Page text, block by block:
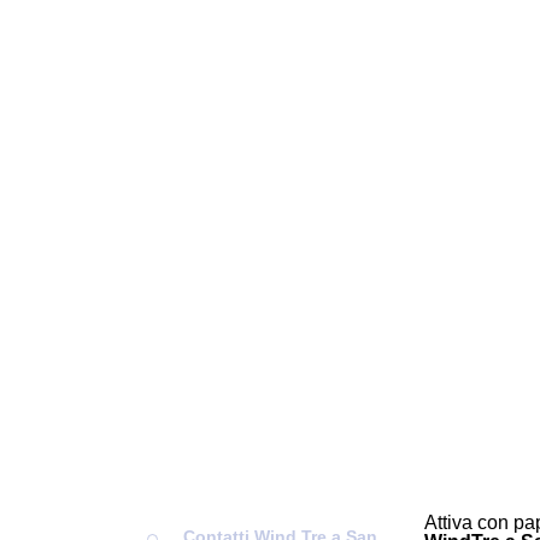
Attiva con